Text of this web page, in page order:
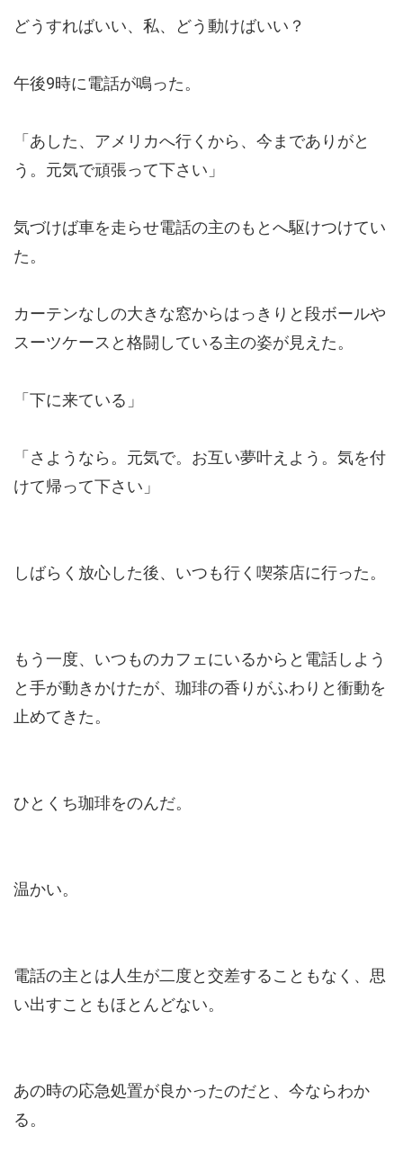
どうすればいい、私、どう動けばいい？
午後9時に電話が鳴った。
「あした、アメリカへ行くから、今までありがと
う。元気で頑張って下さい」
気づけば車を走らせ電話の主のもとへ駆けつけてい
た。
カーテンなしの大きな窓からはっきりと段ボールや
スーツケースと格闘している主の姿が見えた。
「下に来ている」
「さようなら。元気で。お互い夢叶えよう。気を付
けて帰って下さい」
しばらく放心した後、いつも行く喫茶店に行った。
もう一度、いつものカフェにいるからと電話しよう
と手が動きかけたが、珈琲の香りがふわりと衝動を
止めてきた。
ひとくち珈琲をのんだ。
温かい。
電話の主とは人生が二度と交差することもなく、思
い出すこともほとんどない。
あの時の応急処置が良かったのだと、今ならわか
る。